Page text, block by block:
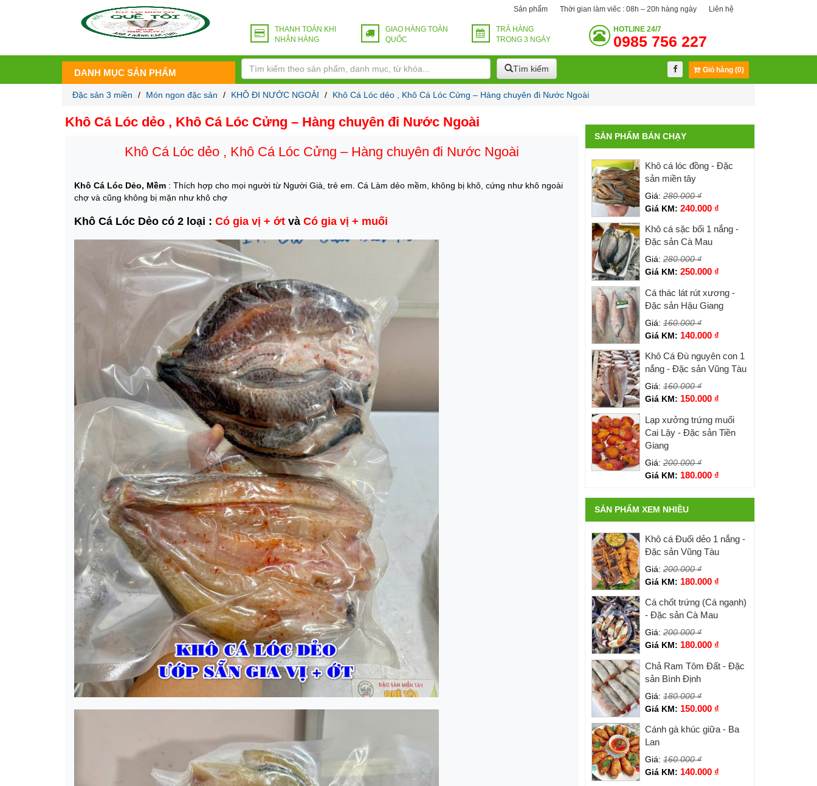
Sản phẩm Thời gian làm viêc : 08h – 20h hàng ngày Liên hệ
THANH TOÁN KHI
NHẬN HÀNG
GIAO HÀNG TOÀN
QUỐC
TRẢ HÀNG
TRONG 3 NGÀY
HOTLINE 24/7
0985 756 227
DANH MỤC SẢN PHẨM Tìm kiếm Giỏ hàng (0)
Đặc sản 3 miền / Món ngon đặc sản / KHÔ ĐI NƯỚC NGOÀI / Khô Cá Lóc dẻo , Khô Cá Lóc Cửng – Hàng chuyên đi Nước Ngoài
Khô Cá Lóc dẻo , Khô Cá Lóc Cửng – Hàng chuyên đi Nước Ngoài
Khô Cá Lóc dẻo , Khô Cá Lóc Cửng – Hàng chuyên đi Nước Ngoài
Khô Cá Lóc Dẻo, Mềm : Thích hợp cho mọi người từ Người Già, trẻ em. Cá Làm dẻo mềm, không bị khô, cứng như khô ngoài
chợ và cũng không bị mặn như khô chợ
Khô Cá Lóc Dẻo có 2 loại : Có gia vị + ớt và Có gia vị + muối
SẢN PHẨM BÁN CHẠY
Khô cá lóc đồng - Đặc
sản miền tây
Giá: 280.000₫
Giá KM: 240.000 ₫
Khô cá sặc bổi 1 nắng -
Đặc sản Cà Mau
Giá: 280.000₫
Giá KM: 250.000 ₫
Cá thác lát rút xương -
Đặc sản Hậu Giang
Giá: 160.000₫
Giá KM: 140.000 ₫
Khô Cá Đù nguyên con 1
nắng - Đặc sản Vũng Tàu
Giá: 160.000₫
Giá KM: 150.000 ₫
Lạp xưởng trứng muối
Cai Lậy - Đặc sản Tiền
Giang
Giá: 200.000₫
Giá KM: 180.000 ₫
SẢN PHẨM XEM NHIỀU
Khô cá Đuối dẻo 1 nắng -
Đặc sản Vũng Tàu
Giá: 200.000₫
Giá KM: 180.000 ₫
Cá chốt trứng (Cá ngạnh)
- Đặc sản Cà Mau
Giá: 200.000₫
Giá KM: 180.000 ₫
Chả Ram Tôm Đất - Đặc
sản Bình Định
Giá: 180.000₫
Giá KM: 150.000 ₫
Cánh gà khúc giữa - Ba
Lan
Giá: 160.000₫
Giá KM: 140.000 ₫